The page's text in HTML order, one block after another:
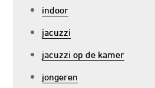
indoor
jacuzzi
jacuzzi op de kamer
jongeren